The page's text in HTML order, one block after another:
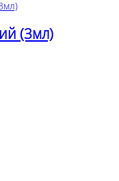
(3мл)